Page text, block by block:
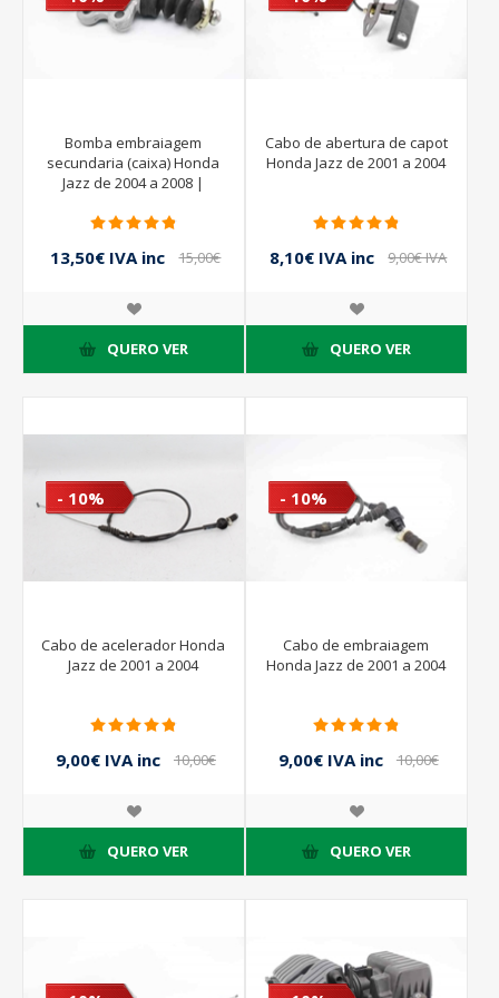
Bomba embraiagem
secundaria (caixa) Honda
Jazz de 2004 a 2008 |
13,50€ IVA inc
15,00€
QUERO VER
Cabo de abertura de capot
Honda Jazz de 2001 a 2004
8,10€ IVA inc
9,00€ IVA
QUERO VER
- 10%
Cabo de acelerador Honda
Jazz de 2001 a 2004
9,00€ IVA inc
10,00€
QUERO VER
- 10%
Cabo de embraiagem
Honda Jazz de 2001 a 2004
9,00€ IVA inc
10,00€
QUERO VER